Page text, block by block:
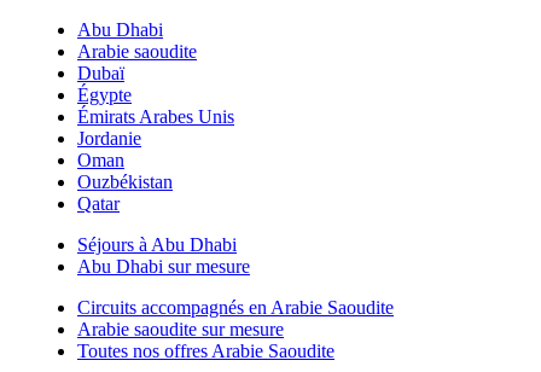
Abu Dhabi
Arabie saoudite
Dubaï
Égypte
Émirats Arabes Unis
Jordanie
Oman
Ouzbékistan
Qatar
Séjours à Abu Dhabi
Abu Dhabi sur mesure
Circuits accompagnés en Arabie Saoudite
Arabie saoudite sur mesure
Toutes nos offres Arabie Saoudite